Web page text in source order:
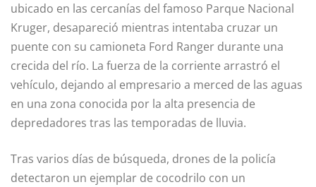
ubicado en las cercanías del famoso Parque Nacional
Kruger, desapareció mientras intentaba cruzar un
puente con su camioneta Ford Ranger durante una
crecida del río. La fuerza de la corriente arrastró el
vehículo, dejando al empresario a merced de las aguas
en una zona conocida por la alta presencia de
depredadores tras las temporadas de lluvia.
Tras varios días de búsqueda, drones de la policía
detectaron un ejemplar de cocodrilo con un